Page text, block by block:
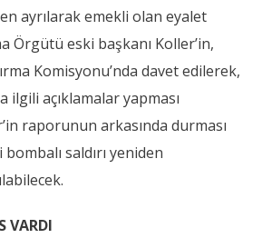
ayrılarak emekli olan eyalet
Örgütü eski başkanı Koller’in,
Komisyonu’nda davet edilerek,
ilgili açıklamalar yapması
raporunun arkasında durması
saldırı yeniden
VARDI